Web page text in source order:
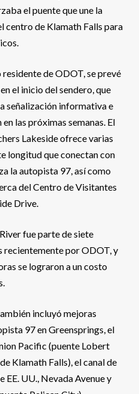
el puente que une la
centro de Klamath Falls para
residente de ODOT, se prevé
el inicio del sendero, que
señalización informativa e
las próximas semanas. El
Lakeside ofrece varias
longitud que conectan con
la autopista 97, así como
del Centro de Visitantes
Drive.
fue parte de siete
recientemente por ODOT, y
se lograron a un costo
incluyó mejoras
97 en Greensprings, el
Pacific (puente Lobert
Klamath Falls), el canal de
EE. UU., Nevada Avenue y